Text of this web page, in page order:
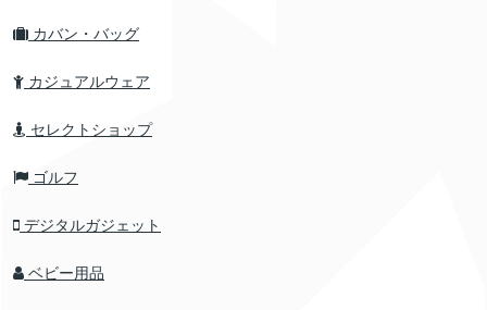
カバン・バッグ
カジュアルウェア
セレクトショップ
ゴルフ
デジタルガジェット
ベビー用品